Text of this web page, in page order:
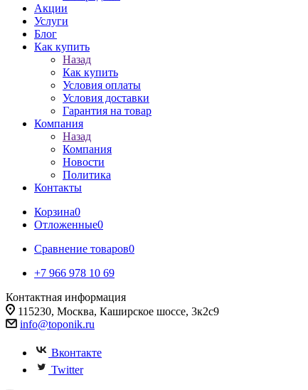
Акции
Услуги
Блог
Как купить
Назад
Как купить
Условия оплаты
Условия доставки
Гарантия на товар
Компания
Назад
Компания
Новости
Политика
Контакты
Корзина0
Отложенные0
Сравнение товаров0
+7 966 978 10 69
Контактная информация
115230, Москва, Каширское шоссе, 3к2с9
info@toponik.ru
Вконтакте
Twitter